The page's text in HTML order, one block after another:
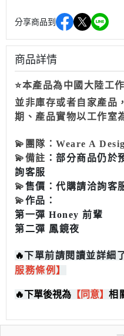
分享商品到
商品詳情
⭐本產品為中國大陸工
並非庫存或者自家產品
期、產品實物以工作室
💫 團隊： Weare A
💫備註 ：部分商品仍於
詢客服
💫售價： 代購請洽詢客
💫作品：
第一彈 Honey 前輩
第二彈 鳳鏡夜
🔥下單前請閱讀並詳細
服務條例】
🔥下單後視為 【同意】 相